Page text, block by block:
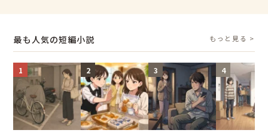
最も人気の短編小説 もっと見る >
1 2 3 4